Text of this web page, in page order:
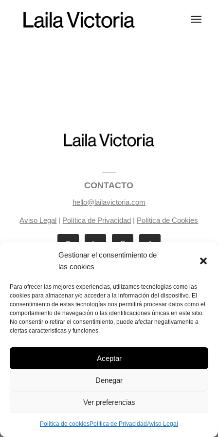
Gestionar el consentimiento de
las cookies
Para ofrecer las mejores experiencias, utilizamos tecnologías como las
cookies para almacenar y/o acceder a la información del dispositivo. El
consentimiento de estas tecnologías nos permitirá procesar datos como el
comportamiento de navegación o las identificaciones únicas en este sitio.
No consentir o retirar el consentimiento, puede afectar negativamente a
ciertas características y funciones.
Aceptar
Denegar
Ver preferencias
Política de cookiesPolítica de PrivacidadAviso Legal
CONTACTO
hello@lailavictoria.com
Aviso Legal | Política de Privacidad | Política de Cookies
Laila Victoria © copyright 2025